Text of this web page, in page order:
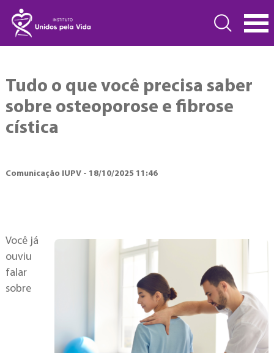
Tudo o que você precisa saber
sobre osteoporose e fibrose
cística
Comunicação IUPV - 18/10/2025 11:46
Você já
ouviu
falar
sobre